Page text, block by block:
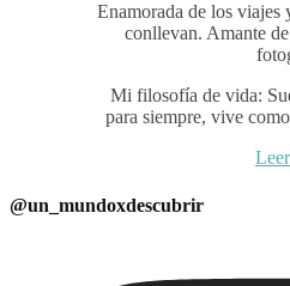
Enamorada de los viajes
conllevan. Amante
Mi filosofía de vida:
para siempre, vive
@un_mundoxdescubrir